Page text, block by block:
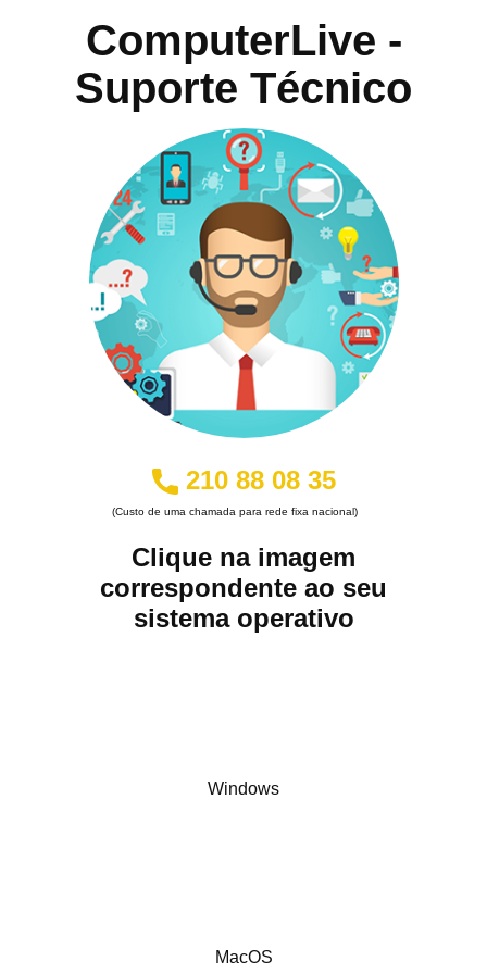
ComputerLive -
Suporte Técnico
210 88 08 35
(Custo de uma chamada para rede fixa nacional)
Clique na imagem
correspondente ao seu
sistema operativo
Windows
MacOS